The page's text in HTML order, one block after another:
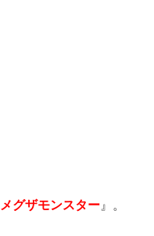
メグザモンスター 』。